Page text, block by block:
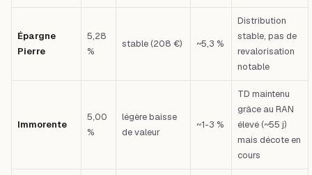
Épargne
Pierre
5,28
%
stable (208 €) ~5,3 %
Distribution
stable, pas de
revalorisation
notable
Immorente
5,00
%
légère baisse
de valeur
~1-3 %
TD maintenu
grâce au RAN
élevé (~55 j)
mais décote en
cours